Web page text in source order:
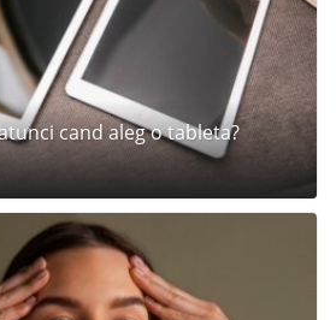
cand aleg o tableta?